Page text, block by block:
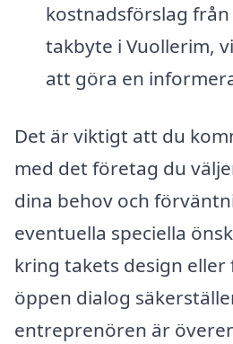
kostnadsförslag
takbyte i Vuollerim,
att göra en
Det är viktigt att du
med det företag du
dina behov och
eventuella speciella
kring takets design eller
öppen dialog
entreprenören är